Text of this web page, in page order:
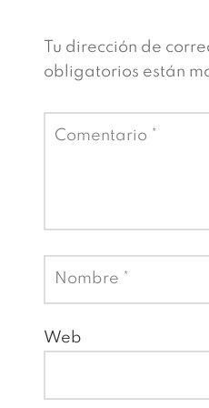
Tu dirección de
obligatorios están
Comentario *
Nombre *
Web